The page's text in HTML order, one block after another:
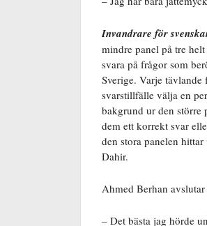
Invandrare för
mindre panel på tre
svara på frågor som
Sverige. Varje
svarstillfälle välja en
bakgrund ur den större
dem ett korrekt svar
den stora panelen
Dahir.
Ahmed Berhan
– Det bästa jag hörde